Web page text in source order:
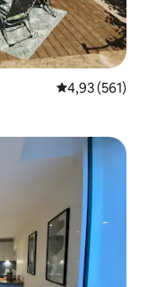
Gemiddelde
4,93 (561)